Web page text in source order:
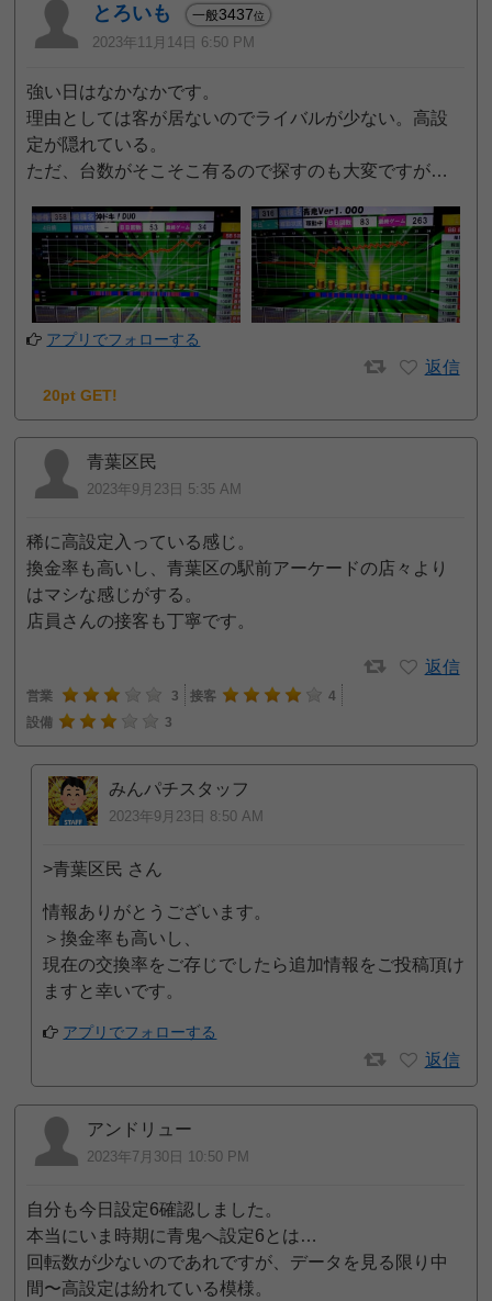
とろいも 一般3437位
2023年11月14日 6:50 PM
強い日はなかなかです。
理由としては客が居ないのでライバルが少ない。高設
定が隠れている。
ただ、台数がそこそこ有るので探すのも大変ですが…
アプリでフォローする
返信
20pt GET!
青葉区民
2023年9月23日 5:35 AM
稀に高設定入っている感じ。
換金率も高いし、青葉区の駅前アーケードの店々より
はマシな感じがする。
店員さんの接客も丁寧です。
返信
営業 3 接客
4
設備
3
みんパチスタッフ
2023年9月23日 8:50 AM
>青葉区民 さん
情報ありがとうございます。
＞換金率も高いし、
現在の交換率をご存じでしたら追加情報をご投稿頂け
ますと幸いです。
アプリでフォローする
返信
アンドリュー
2023年7月30日 10:50 PM
自分も今日設定6確認しました。
本当にいま時期に青鬼へ設定6とは…
回転数が少ないのであれですが、データを見る限り中
間〜高設定は紛れている模様。